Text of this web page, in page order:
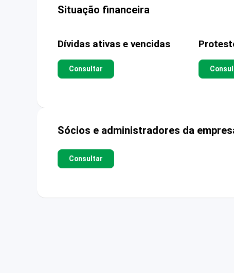
Situação financeira
Dívidas ativas e vencidas
Consultar
Sócios e administradores da
Consultar